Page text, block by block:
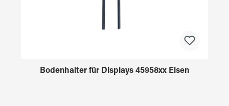
Bodenhalter für Displays 45958xx Eisen